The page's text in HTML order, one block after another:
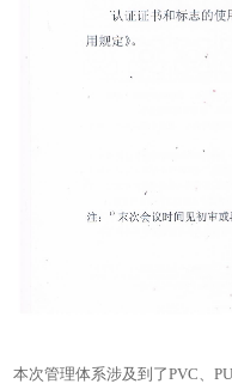
本次管理体系涉及到了PVC、